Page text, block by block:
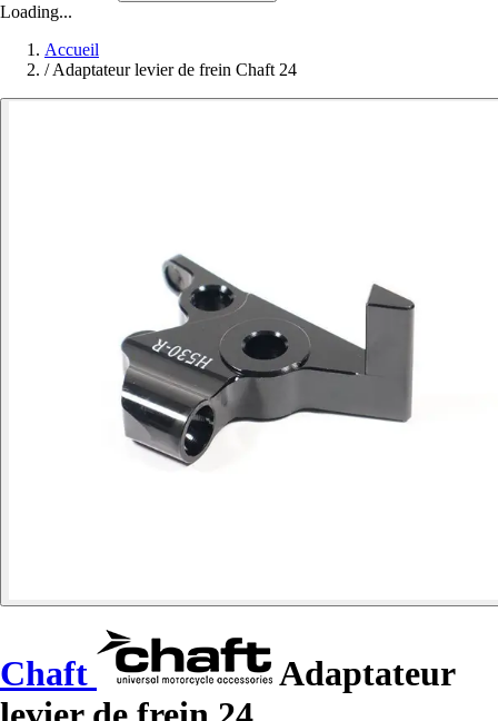
Loading...
Accueil
/ Adaptateur levier de frein Chaft 24
Chaft
Adaptateur